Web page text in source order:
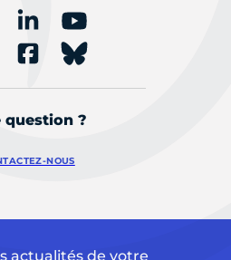
question ?
NOUS
actualités de votre